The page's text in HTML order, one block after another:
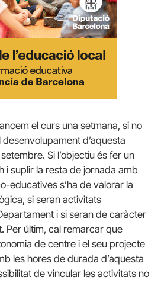
el curs una setmana, si no
d’aquesta
Si l’objectiu és fer un
i suplir la resta de jornada amb
educatives s’ha de valorar la
si seran activitats
i si seran de caràcter
Per últim, cal remarcar que
de centre i el seu projecte
les hores de durada d’aquesta
de vincular les activitats no